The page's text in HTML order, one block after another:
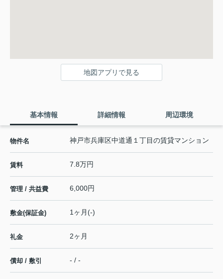
地図アプリで見る
基本情報 詳細情報 周辺環境
物件名 神戸市兵庫区中道通１丁目の賃貸マンション
賃料 7.8万円
管理 / 共益費 6,000円
敷金(保証金) 1ヶ月(-)
礼金 2ヶ月
償却 / 敷引 - / -